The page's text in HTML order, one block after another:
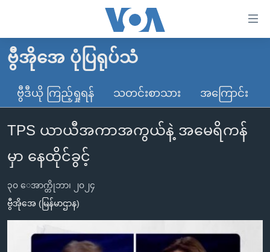
လွယ်ကူ
စေ
သည့်
များ
ပင်မ
သို့
ကျော်
မူလစာမျက်နှာ
မြန်မာ
ကမ္ဘာ့သတင်းများ
နိုင်ငံတကာ
အမေရိကန်
အစ္စရေး-ပါလက်စတိုင်း
ဗွီဒီယို
သတင်းလွတ်လပ်ခွင့်
ရပ်ဝန်းတခု လမ်းတခု အလွန်
အင်္ဂလိပ်စာလေ့လာမယ်
မကြေးမုံရဲ့ အင်္ဂလိပ်စာ
ရေဒီယို
ရေဒီယိုနှင့်ရုပ်သံ အချက်အလက်များ
ဗွီအိုအေ ပုံပြရုပ်သံ
ဗွီဒီယို ကြည့်ရှုရန် သတင်းစာသား အကြောင်း
TPS ယာယီအကာအကွယ်နဲ့ အမေရိကန်
မှာ နေထိုင်ခွင့်
၃၀ ေအာက္တိုဘာ၊ ၂၀၂၄
ဗွီအိုအေ (မြန်မာဌာန)